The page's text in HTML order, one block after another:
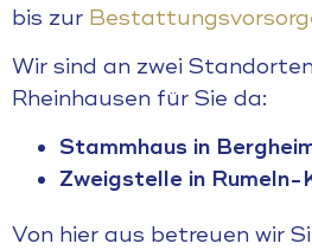
bis zur
Wir sind an zwei
Rheinhausen für Sie da:
Stammhaus in
Zweigstelle in Rumeln-
Von hier aus betreuen wir